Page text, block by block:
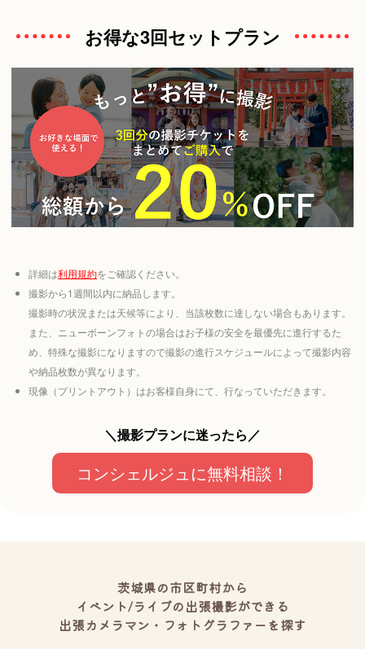
お得な3回セットプラン
詳細は利用規約をご確認ください。
撮影から1週間以内に納品します。
撮影時の状況または天候等により、当該枚数に達しない場合もあります。
また、ニューボーンフォトの場合はお子様の安全を最優先に進行するた
め、特殊な撮影になりますので撮影の進行スケジュールによって撮影内容
や納品枚数が異なります。
現像（プリントアウト）はお客様自身にて、行なっていただきます。
＼撮影プランに迷ったら／
コンシェルジュに無料相談！
茨城県の市区町村から
イベント/ライブの出張撮影ができる
出張カメラマン・フォトグラファーを探す